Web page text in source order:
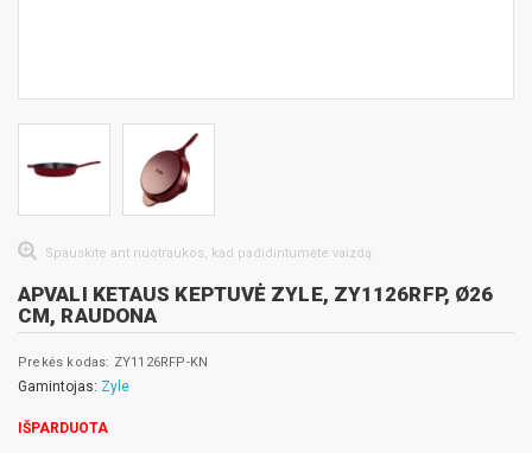
Spauskite ant nuotraukos, kad padidintumėte vaizdą
APVALI KETAUS KEPTUVĖ ZYLE, ZY1126RFP, Ø26
CM, RAUDONA
Prekės kodas: ZY1126RFP-KN
Gamintojas: Zyle
IŠPARDUOTA